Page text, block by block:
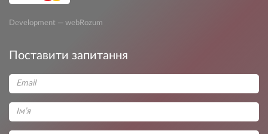
Development — webRozum
Поставити запитання